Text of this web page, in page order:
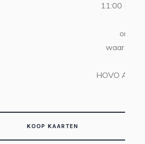
11:00 -
online
waar u
HOVO
KOOP KAARTEN